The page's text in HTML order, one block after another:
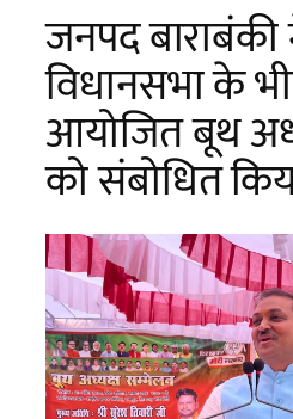
जनपद
विधानसभा के
आयोजित बूथ
को संबोधित